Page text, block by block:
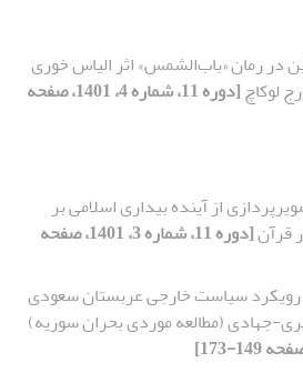
در رمان «باب‌الشمس» اثر الیاس خوری
لوکاچ
[دوره 11، شماره 4، 1401، صفحه
از آینده بیداری اسلامی بر
قرآن
[دوره 11، شماره 3، 1401، صفحه
رویکرد سیاست خارجی عربستان سعودی
جهادی (مطالعه موردی بحران سوریه)